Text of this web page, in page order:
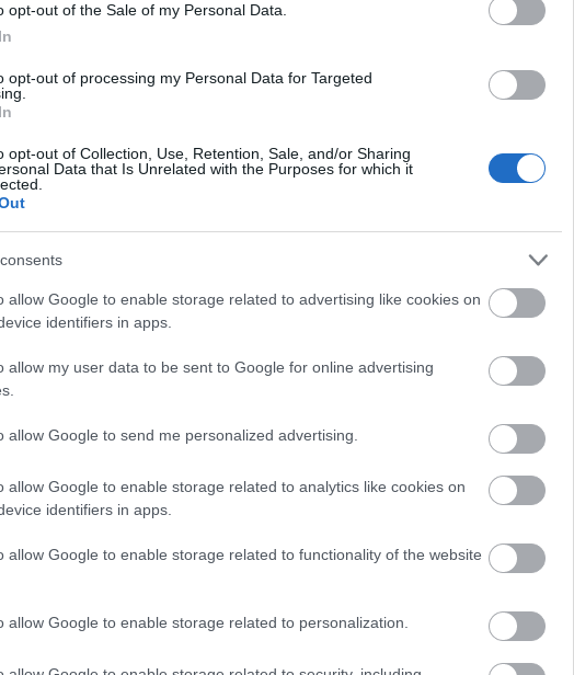
opt-out of the Sale of my Personal Data.
opt-out of processing my Personal Data for Targeted
opt-out of Collection, Use, Retention, Sale, and/or Sharing
Data that Is Unrelated with the Purposes for which it
allow Google to enable storage related to advertising like cookies on
identifiers in apps.
allow my user data to be sent to Google for online advertising
allow Google to send me personalized advertising.
allow Google to enable storage related to analytics like cookies on
identifiers in apps.
allow Google to enable storage related to functionality of the website
allow Google to enable storage related to personalization.
(A DSZIT a Dinamikus szenzoros integrációs
A gyermekek számára változatos sokféle
kreatív, fantáziadús, örömet okozó
feladatsorok gyakorlása zajlik.…
gyermek elfogadás szemlélet sokszínűség
(ADHD, AUTIZMUS,
élet sokszor extrém kihívásokkal jár.
mintáink az érintett gyermekek